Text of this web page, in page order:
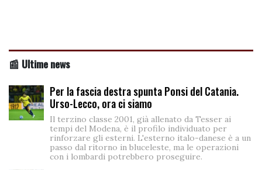
📰 Ultime news
Per la fascia destra spunta Ponsi del Catania.
Urso-Lecco, ora ci siamo
Il terzino classe 2001, già allenato da Tesser ai
tempi del Modena, è il profilo individuato per
rinforzare gli esterni. L'esterno italo-danese è a un
passo dal ritorno in bluceleste, ma le operazioni
con i lombardi potrebbero proseguire.